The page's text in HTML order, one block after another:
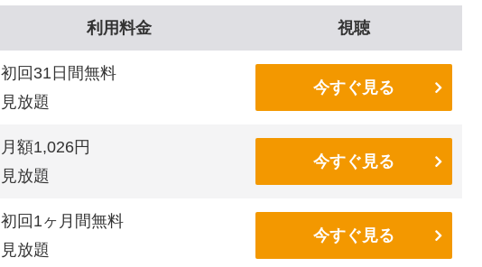
利用料金 視聴
初回31日間無料
見放題
今すぐ見る
月額1,026円
見放題
今すぐ見る
初回1ヶ月間無料
見放題
今すぐ見る